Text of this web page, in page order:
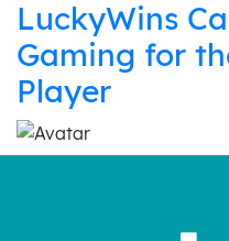
LuckyWins
Gaming for
Player